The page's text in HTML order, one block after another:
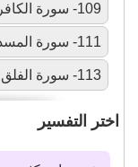
109- سورة الكافرون
111- سورة المسد
113- سورة الفلق
اختر التفسير